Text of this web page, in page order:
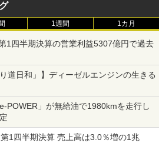
1週間 1カ月
1四半期決算の営業利益5307億円で過去
道日和」】ディーゼルエンジンの生きる
POWER」が無給油で1980kmを走行し
1四半期決算 売上高は3.0％増の1兆